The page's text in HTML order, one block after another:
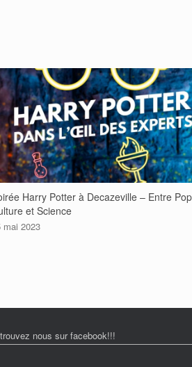
Harry Potter à Decazeville – Entre Pop
et Science
mai 2023
nous sur facebook!!!